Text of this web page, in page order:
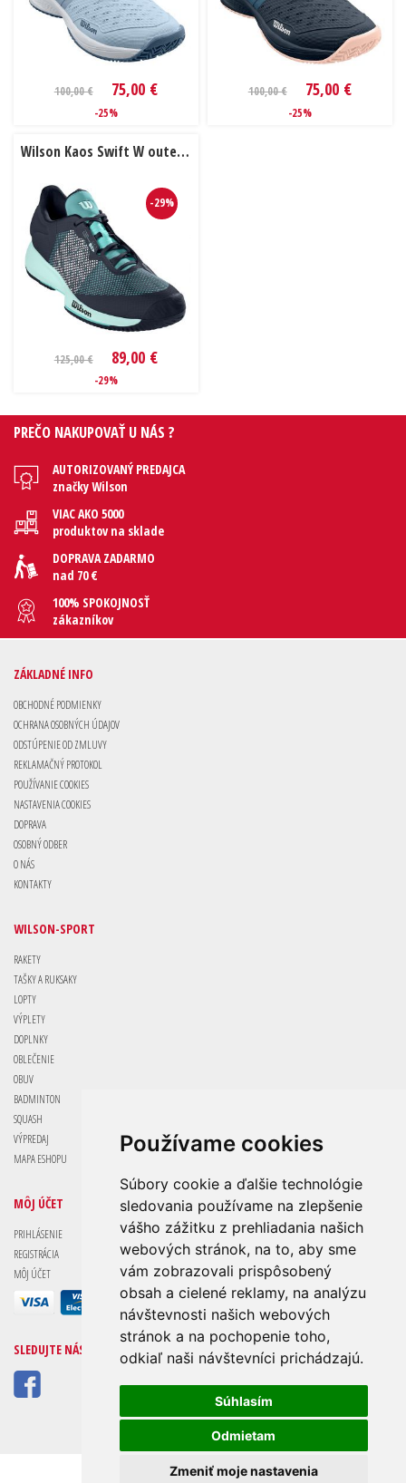
Používame cookies
Súbory cookie a ďalšie technológie
sledovania používame na zlepšenie
vášho zážitku z prehliadania našich
webových stránok, na to, aby sme
vám zobrazovali prispôsobený
obsah a cielené reklamy, na analýzu
návštevnosti našich webových
stránok a na pochopenie toho,
odkiaľ naši návštevníci prichádzajú.
Súhlasím
Odmietam
Zmeniť moje nastavenia
100,00 € 75,00 €
-25%
100,00 € 75,00 €
-25%
Wilson Kaos Swift W outer space / aruba blue / soothing sea
-29%
125,00 € 89,00 €
-29%
PREČO NAKUPOVAŤ U NÁS ?
AUTORIZOVANÝ PREDAJCA
značky Wilson
VIAC AKO 5000
produktov na sklade
DOPRAVA ZADARMO
nad 70 €
100% SPOKOJNOSŤ
zákazníkov
ZÁKLADNÉ INFO
OBCHODNÉ PODMIENKY
OCHRANA OSOBNÝCH ÚDAJOV
ODSTÚPENIE OD ZMLUVY
REKLAMAČNÝ PROTOKOL
POUŽÍVANIE COOKIES
NASTAVENIA COOKIES
DOPRAVA
OSOBNÝ ODBER
O NÁS
KONTAKTY
WILSON-SPORT
RAKETY
TAŠKY A RUKSAKY
LOPTY
VÝPLETY
DOPLNKY
OBLEČENIE
OBUV
BADMINTON
SQUASH
VÝPREDAJ
MAPA ESHOPU
MÔJ ÚČET
PRIHLÁSENIE
REGISTRÁCIA
MÔJ ÚČET
SLEDUJTE NÁS